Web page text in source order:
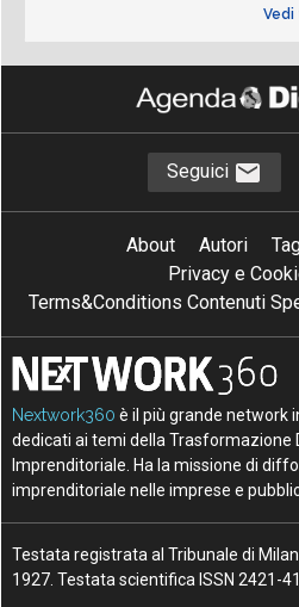
Seguici
About Autori
Privacy e
Terms&Conditions Contenuti
Nextwork360 è il più grande network
dedicati ai temi della Trasformazione
Imprenditoriale. Ha la missione di
imprenditoriale nelle imprese e
Testata registrata al Tribunale di
1927. Testata scientifica ISSN 2421-